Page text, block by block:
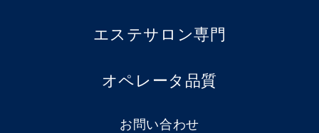
エステサロン専門
オペレータ品質
お問い合わせ